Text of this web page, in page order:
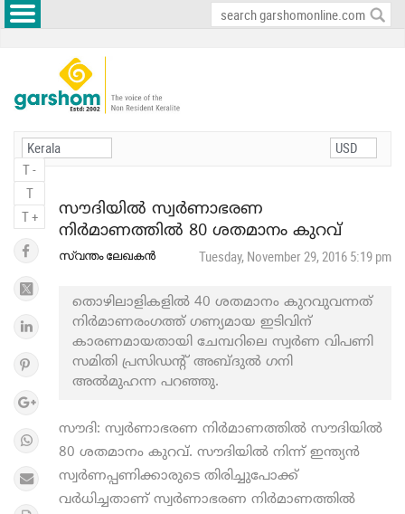
T -
T
T +
സൗദിയില്‍ സ്വര്‍ണാഭരണ
നിര്‍മാണത്തില്‍ 80 ശതമാനം കുറവ്
സ്വന്തം ലേഖകന്‍ Tuesday, November 29, 2016 5:19 pm
തൊഴിലാളികളില്‍ 40 ശതമാനം കുറവുവന്നത്
നിര്‍മാണരംഗത്ത് ഗണ്യമായ ഇടിവിന്
കാരണമായതായി ചേമ്പറിലെ സ്വര്‍ണ വിപണി
സമിതി പ്രസിഡന്റ് അബ്ദുല്‍ ഗനി
അല്‍മുഹന്ന പറഞ്ഞു.
സൗദി: സ്വര്‍ണാഭരണ നിര്‍മാണത്തില്‍ സൗദിയില്‍
80 ശതമാനം കുറവ്. സൗദിയില്‍ നിന്ന് ഇന്ത്യന്‍
സ്വര്‍ണപ്പണിക്കാരുടെ തിരിച്ചുപോക്ക്
വര്‍ധിച്ചതാണ് സ്വര്‍ണാഭരണ നിര്‍മാണത്തില്‍